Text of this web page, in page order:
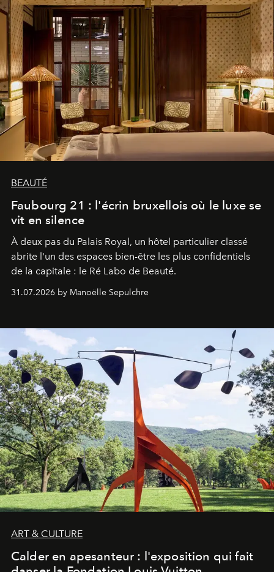
BEAUTÉ
Faubourg 21 : l'écrin bruxellois où le luxe se
vit en silence
À deux pas du Palais Royal, un hôtel particulier classé
abrite l'un des espaces bien-être les plus confidentiels
de la capitale : le Ré Labo de Beauté.
31.07.2026 by Manoëlle Sepulchre
ART & CULTURE
Calder en apesanteur : l'exposition qui fait